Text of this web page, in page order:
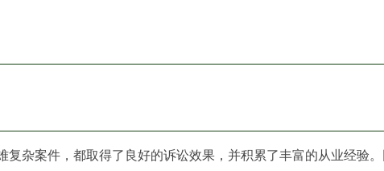
复杂案件，都取得了良好的诉讼效果，并积累了丰富的从业经验